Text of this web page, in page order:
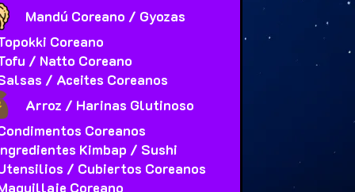
Mandú Coreano / Gyozas
Coreano
/ Natto Coreano
/ Aceites Coreanos
Arroz / Harinas Glutinoso
Coreanos
Kimbap / Sushi
/ Cubiertos Coreanos
Coreano